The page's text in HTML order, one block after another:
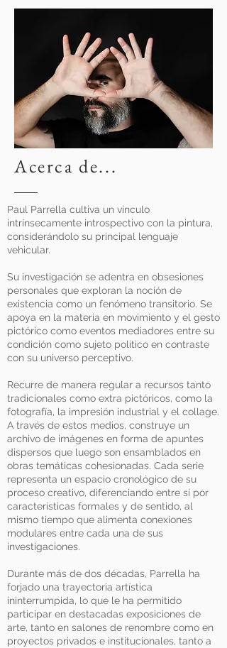
Acerca de...
Paul Parrella cultiva un vínculo
intrínsecamente introspectivo con la pintura,
considerándolo su principal lenguaje
vehicular.
Su investigación se adentra en obsesiones
personales que exploran la noción de
existencia como un fenómeno transitorio. Se
apoya en la materia en movimiento y el gesto
pictórico como eventos mediadores entre su
condición como sujeto político en contraste
con su universo perceptivo.
Recurre de manera regular a recursos tanto
tradicionales como extra pictóricos, como la
fotografía, la impresión industrial y el collage.
A través de estos medios, construye un
archivo de imágenes en forma de apuntes
dispersos que luego son ensamblados en
obras temáticas cohesionadas. Cada serie
representa un espacio cronológico de su
proceso creativo, diferenciando entre sí por
características formales y de sentido, al
mismo tiempo que alimenta conexiones
modulares entre cada una de sus
investigaciones.
Durante más de dos décadas, Parrella ha
forjado una trayectoria artística
ininterrumpida, lo que le ha permitido
participar en destacadas exposiciones de
arte, tanto en salones de renombre como en
proyectos privados e institucionales, tanto a